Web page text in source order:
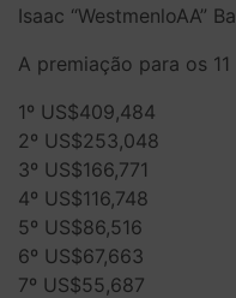
Isaac “WestmenloAA”
A premiação para os
1º US$409,484
2º US$253,048
3º US$166,771
4º US$116,748
5º US$86,516
6º US$67,663
7º US$55,687